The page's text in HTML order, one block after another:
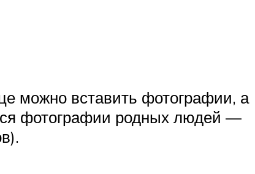
можно вставить фотографии, а
фотографии родных людей —